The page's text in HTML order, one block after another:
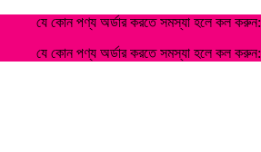
যে কোন পণ্য অর্ডার করতে সমস্যা হলে কল করুন:
যে কোন পণ্য অর্ডার করতে সমস্যা হলে কল করুন: